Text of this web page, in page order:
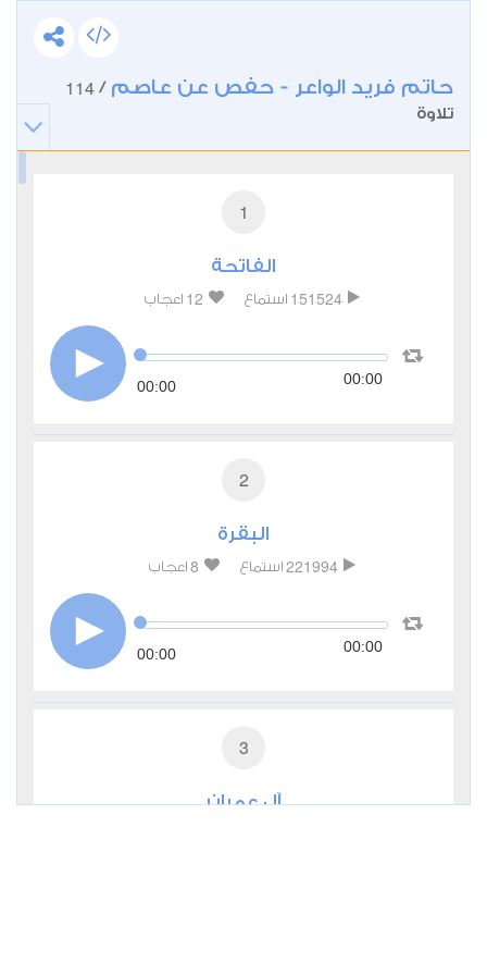
حاتم فريد الواعر - حفص عن عاصم /
114
تلاوة
1
الفاتحة
151524 استماع 12 اعجاب
00:00 00:00
2
البقرة
221994 استماع 8 اعجاب
00:00 00:00
3
آل عمران